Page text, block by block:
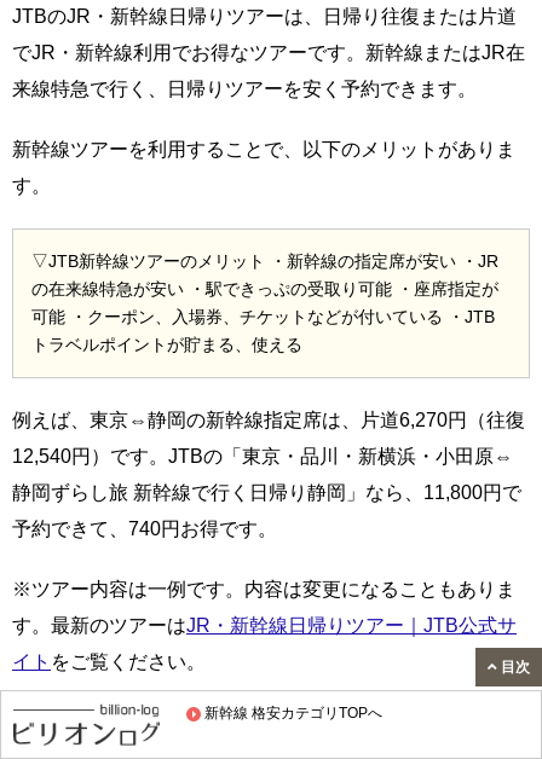
新幹線 格安カテゴリTOPへ
JTBのJR・新幹線日帰りツアーは、日帰り往復または片道
でJR・新幹線利用でお得なツアーです。新幹線またはJR在
来線特急で行く、日帰りツアーを安く予約できます。
新幹線ツアーを利用することで、以下のメリットがありま
す。
▽JTB新幹線ツアーのメリット ・新幹線の指定席が安い ・JR
の在来線特急が安い ・駅できっぷの受取り可能 ・座席指定が
可能 ・クーポン、入場券、チケットなどが付いている ・JTB
トラベルポイントが貯まる、使える
例えば、東京⇔静岡の新幹線指定席は、片道6,270円（往復
12,540円）です。JTBの「東京・品川・新横浜・小田原⇔
静岡ずらし旅 新幹線で行く日帰り静岡」なら、11,800円で
予約できて、740円お得です。
※ツアー内容は一例です。内容は変更になることもありま
す。最新のツアーはJR・新幹線日帰りツアー｜JTB公式サ
イト をご覧ください。
予約時には、座席指定も可能です。
目次